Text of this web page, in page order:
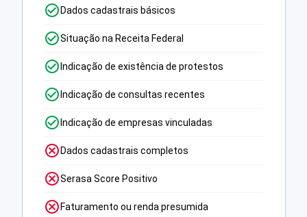
Dados cadastrais básicos
Situação na Receita Federal
Indicação de existência de protestos
Indicação de consultas recentes
Indicação de empresas vinculadas
Dados cadastrais completos
Serasa Score Positivo
Faturamento ou renda presumida